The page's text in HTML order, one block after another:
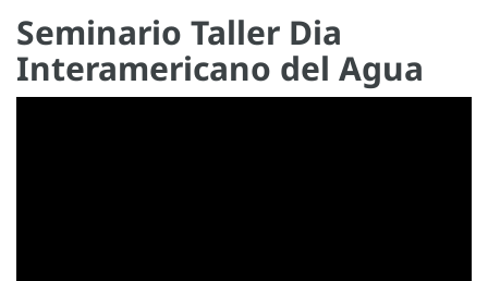
Seminario Taller Dia
Interamericano del Agua